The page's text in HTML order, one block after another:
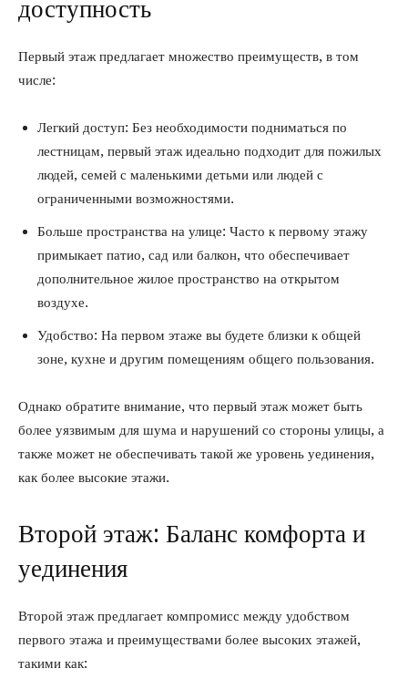
доступность
Первый этаж предлагает множество преимуществ, в том
числе:
Легкий доступ: Без необходимости подниматься по
лестницам, первый этаж идеально подходит для пожилых
людей, семей с маленькими детьми или людей с
ограниченными возможностями.
Больше пространства на улице: Часто к первому этажу
примыкает патио, сад или балкон, что обеспечивает
дополнительное жилое пространство на открытом
воздухе.
Удобство: На первом этаже вы будете близки к общей
зоне, кухне и другим помещениям общего пользования.
Однако обратите внимание, что первый этаж может быть
более уязвимым для шума и нарушений со стороны улицы, а
также может не обеспечивать такой же уровень уединения,
как более высокие этажи.
Второй этаж: Баланс комфорта и
уединения
Второй этаж предлагает компромисс между удобством
первого этажа и преимуществами более высоких этажей,
такими как: